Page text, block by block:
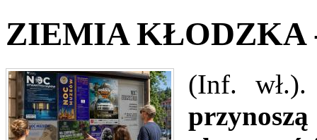
ZIEMIA KŁODZKA
(Inf. wł.).